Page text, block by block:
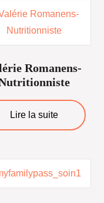
Romanens-
Lire la suite